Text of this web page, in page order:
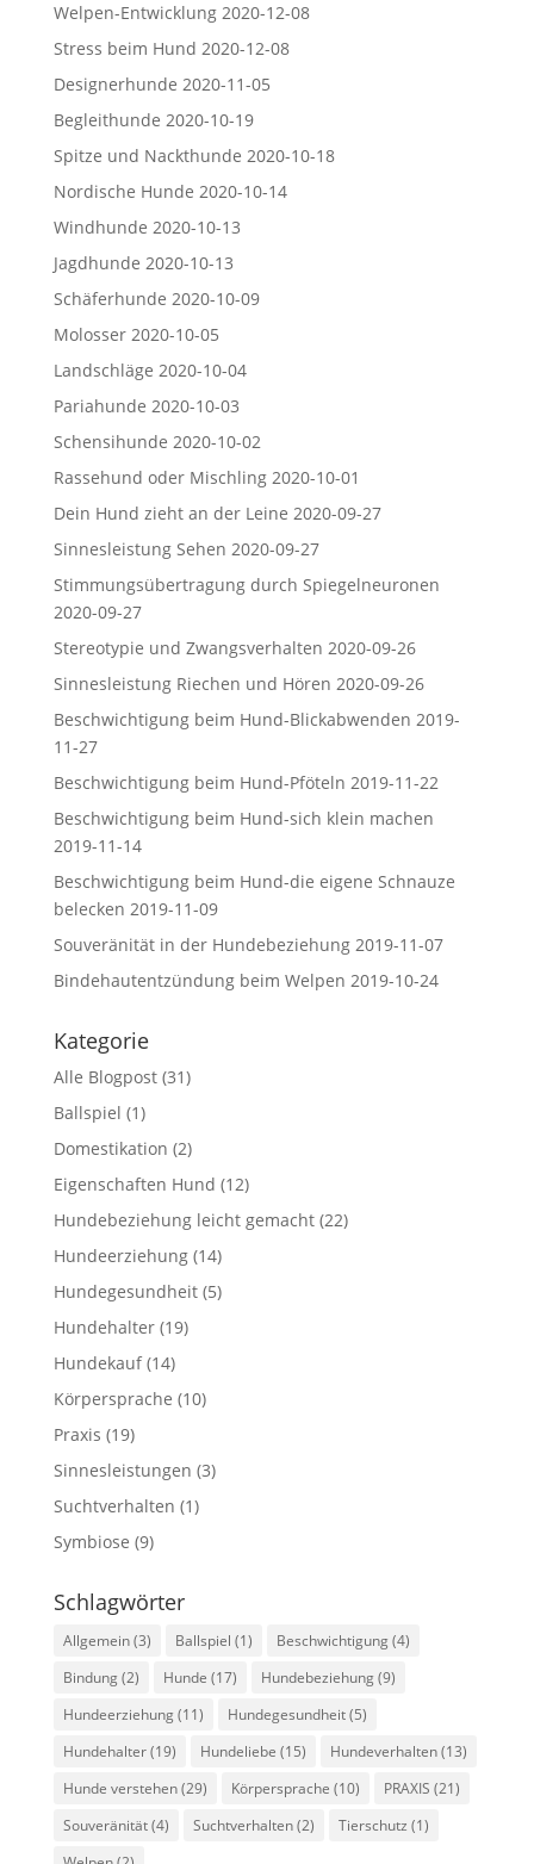
Welpen-Entwicklung 2020-12-08
Stress beim Hund 2020-12-08
Designerhunde 2020-11-05
Begleithunde 2020-10-19
Spitze und Nackthunde 2020-10-18
Nordische Hunde 2020-10-14
Windhunde 2020-10-13
Jagdhunde 2020-10-13
Schäferhunde 2020-10-09
Molosser 2020-10-05
Landschläge 2020-10-04
Pariahunde 2020-10-03
Schensihunde 2020-10-02
Rassehund oder Mischling 2020-10-01
Dein Hund zieht an der Leine 2020-09-27
Sinnesleistung Sehen 2020-09-27
Stimmungsübertragung durch Spiegelneuronen
2020-09-27
Stereotypie und Zwangsverhalten 2020-09-26
Sinnesleistung Riechen und Hören 2020-09-26
Beschwichtigung beim Hund-Blickabwenden 2019-
11-27
Beschwichtigung beim Hund-Pföteln 2019-11-22
Beschwichtigung beim Hund-sich klein machen
2019-11-14
Beschwichtigung beim Hund-die eigene Schnauze
belecken 2019-11-09
Souveränität in der Hundebeziehung 2019-11-07
Bindehautentzündung beim Welpen 2019-10-24
Kategorie
Alle Blogpost(31)
Ballspiel (1)
Domestikation (2)
Eigenschaften Hund (12)
Hundebeziehung leicht gemacht(22)
Hundeerziehung(14)
Hundegesundheit(5)
Hundehalter(19)
Hundekauf(14)
Körpersprache (10)
Praxis (19)
Sinnesleistungen (3)
Suchtverhalten (1)
Symbiose (9)
Schlagwörter
Allgemein(3) Ballspiel (1) Beschwichtigung(4)
Bindung(2) Hunde (17) Hundebeziehung(9)
Hundeerziehung(11) Hundegesundheit(5)
Hundehalter(19) Hundeliebe (15) Hundeverhalten(13)
Hunde verstehen(29) Körpersprache (10) PRAXIS (21)
Souveränität(4) Suchtverhalten(2) Tierschutz (1)